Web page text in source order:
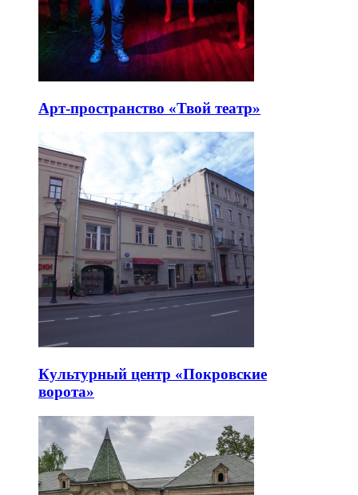
Арт-пространство «Твой театр»
Культурный центр «Покровские
ворота»